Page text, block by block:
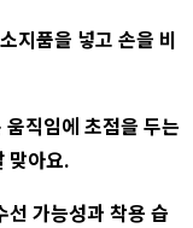
지품을 넣고 손을 비
직임에 초점을 두는
맞아요.
선 가능성과 착용 습